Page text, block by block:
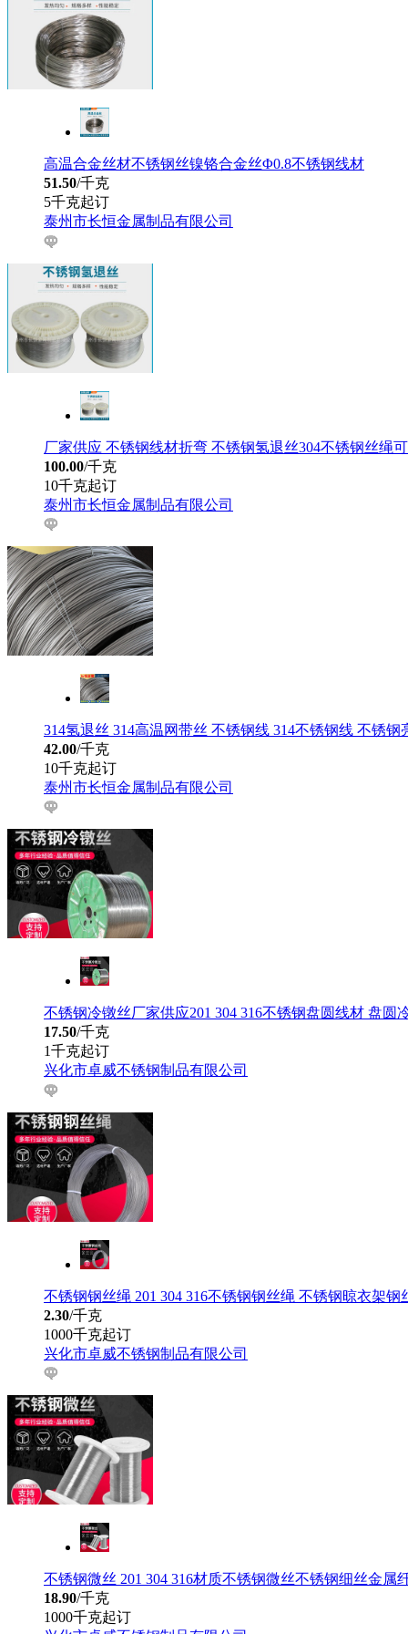
高温合金丝材不锈钢丝镍铬合金丝Φ0.8不锈钢线材
51.50/千克
5千克起订
泰州市长恒金属制品有限公司
厂家供应 不锈钢线材折弯 不锈钢氢退丝304不锈钢丝绳可
100.00/千克
10千克起订
泰州市长恒金属制品有限公司
314氢退丝 314高温网带丝 不锈钢线 314不锈钢线 不锈钢
42.00/千克
10千克起订
泰州市长恒金属制品有限公司
不锈钢冷镦丝厂家供应201 304 316不锈钢盘圆线材 盘圆
17.50/千克
1千克起订
兴化市卓威不锈钢制品有限公司
不锈钢钢丝绳 201 304 316不锈钢钢丝绳 不锈钢晾衣架钢
2.30/千克
1000千克起订
兴化市卓威不锈钢制品有限公司
不锈钢微丝 201 304 316材质不锈钢微丝不锈钢细丝金属
18.90/千克
1000千克起订